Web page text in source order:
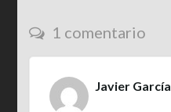
1 comentario
Javier García